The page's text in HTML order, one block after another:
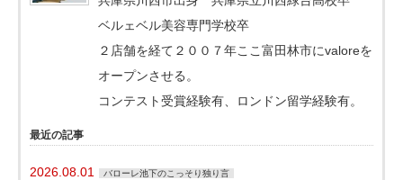
ベルェベル美容専門学校卒
２店舗を経て２００７年ここ富田林市にvaloreを
オープンさせる。
コンテスト受賞経験有、ロンドン留学経験有。
最近の記事
2026.08.01 バローレ池下のこっそり独り言